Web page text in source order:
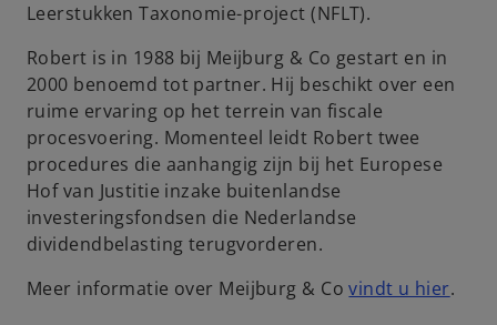
Leerstukken Taxonomie-project (NFLT).
Robert is in 1988 bij Meijburg & Co gestart en in
2000 benoemd tot partner. Hij beschikt over een
ruime ervaring op het terrein van fiscale
procesvoering. Momenteel leidt Robert twee
procedures die aanhangig zijn bij het Europese
Hof van Justitie inzake buitenlandse
investeringsfondsen die Nederlandse
dividendbelasting terugvorderen.
Meer informatie over Meijburg & Covindt u hiero.